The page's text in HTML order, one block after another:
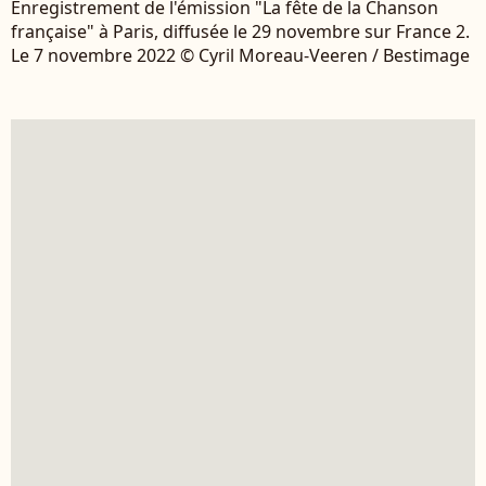
Enregistrement de l'émission "La fête de la Chanson
française" à Paris, diffusée le 29 novembre sur France 2.
Le 7 novembre 2022 © Cyril Moreau-Veeren / Bestimage